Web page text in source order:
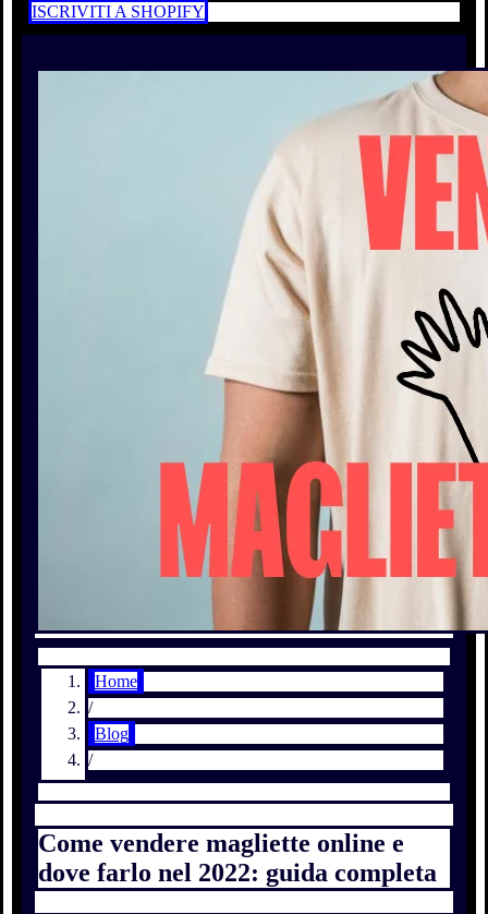
ISCRIVITI A SHOPIFY
Home
/
Blog
/
Come vendere magliette online e
dove farlo nel 2022: guida completa